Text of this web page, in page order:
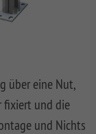
über eine Nut,
fixiert und die
und Nichts